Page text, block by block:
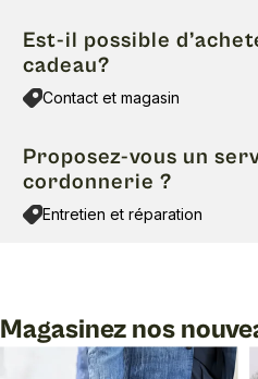
Est-il possible
cadeau?
Contact et magasin
Proposez-vous un
cordonnerie ?
Entretien et réparation
Magasinez nos